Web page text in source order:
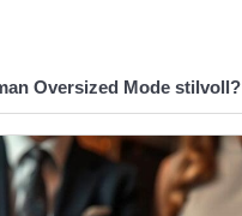
Oversized Mode stilvoll?